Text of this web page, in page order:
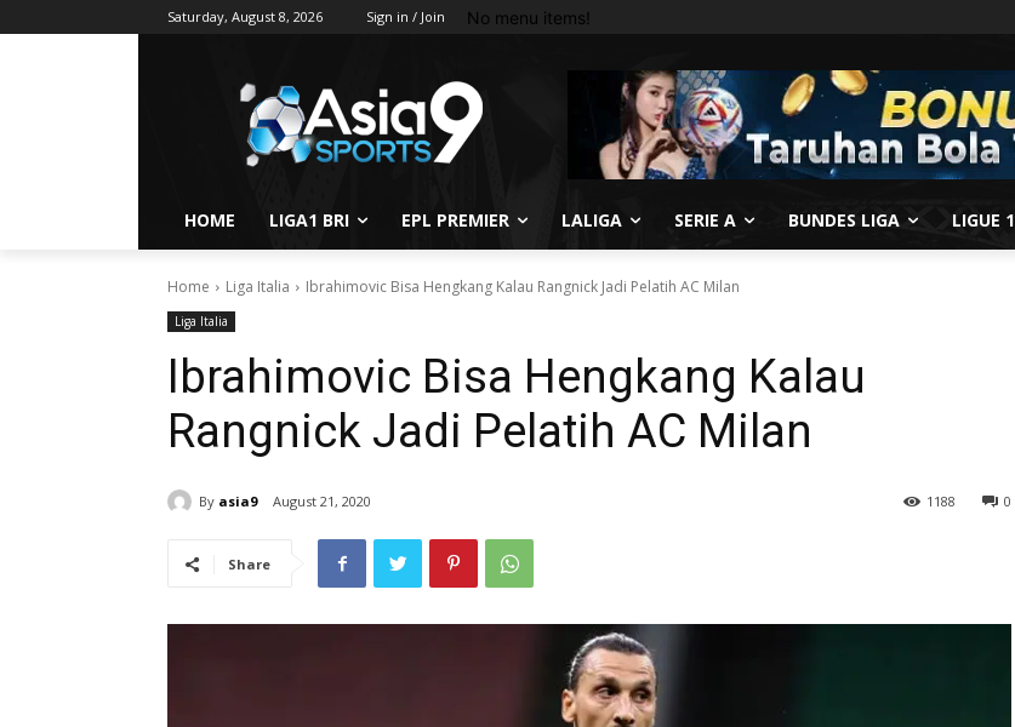
Saturday, August 8, 2026 Sign in / Join No menu items!
HOME LIGA1 BRI EPL PREMIER LALIGA SERIE A BUNDES LIGA LIGUE 1
Home Liga Italia Ibrahimovic Bisa Hengkang Kalau Rangnick Jadi Pelatih AC Milan
Liga Italia
Ibrahimovic Bisa Hengkang Kalau
Rangnick Jadi Pelatih AC Milan
By asia9 August 21, 2020 0
1188
Share